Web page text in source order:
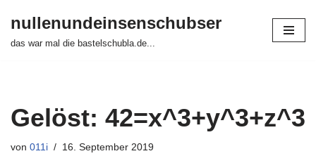
Zum
nullenundeinsenschubser
das war mal die bastelschubla.de...
Gelöst: 42=x^3+y^3+z^3
von 011i 16. September 2019